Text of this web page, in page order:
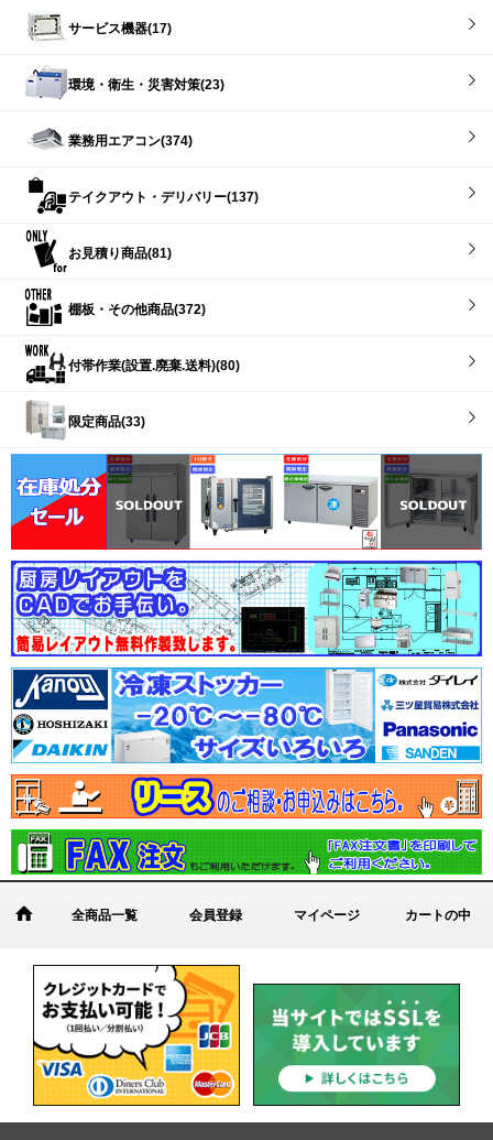
サービス機器(17)
環境・衛生・災害対策(23)
業務用エアコン(374)
テイクアウト・デリバリー(137)
お見積り商品(81)
棚板・その他商品(372)
付帯作業(設置.廃棄.送料)(80)
限定商品(33)
全商品一覧 会員登録 マイページ カートの中